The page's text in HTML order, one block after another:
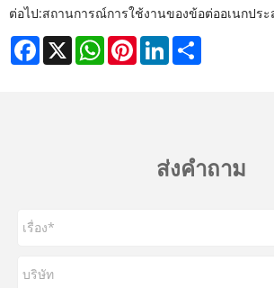
ต่อไป:สถานการณ์การใช้งานของข้อต่ออเนกประ
Facebook
X WhatsAppPinterestLinkedIn
ส่งคำถาม